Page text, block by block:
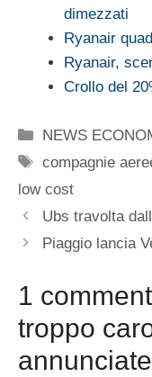
dimezzati
Ryanair
Ryanair,
Crollo del
Categorie
NEWS
Tag
compagnie
low cost
Ubs travolta
Piaggio lancia
1
troppo